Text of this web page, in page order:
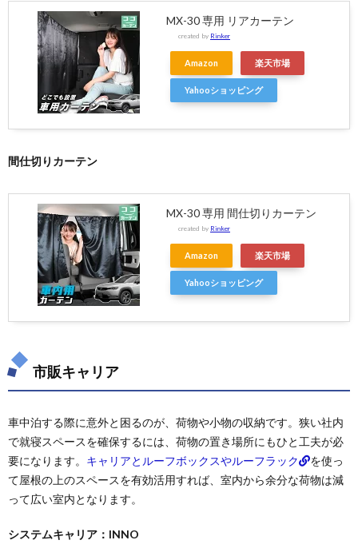
MX-30 専用 リアカーテン
created by Rinker
Amazon 楽天市場
Yahooショッピング
間仕切りカーテン
MX-30 専用 間仕切りカーテン
created by Rinker
Amazon 楽天市場
Yahooショッピング
市販キャリア
車中泊する際に意外と困るのが、荷物や小物の収納です。狭い社内
で就寝スペースを確保するには、荷物の置き場所にもひと工夫が必
要になります。 キャリアとルーフボックスやルーフラック
を使っ
て屋根の上のスペースを有効活用すれば、室内から余分な荷物は減
って広い室内となります。
システムキャリア：INNO